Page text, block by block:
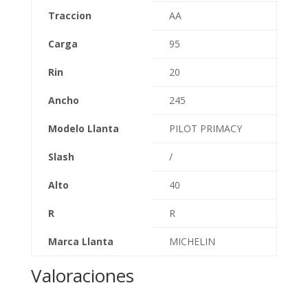
Traccion AA
Carga 95
Rin 20
Ancho 245
Modelo Llanta PILOT PRIMACY
Slash /
Alto 40
R R
Marca Llanta MICHELIN
Valoraciones